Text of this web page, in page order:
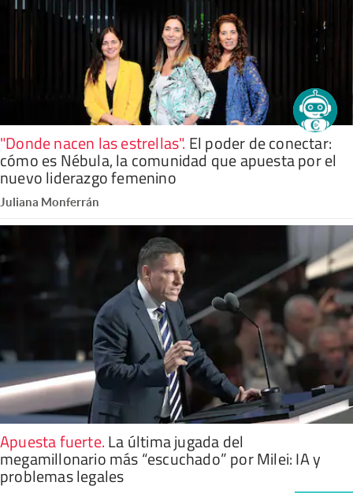
"Donde nacen las estrellas". El poder de conectar:
cómo es Nébula, la comunidad que apuesta por el
nuevo liderazgo femenino
Juliana Monferrán
Apuesta fuerte.La última jugada del
megamillonario más “escuchado” por Milei: IA y
problemas legales